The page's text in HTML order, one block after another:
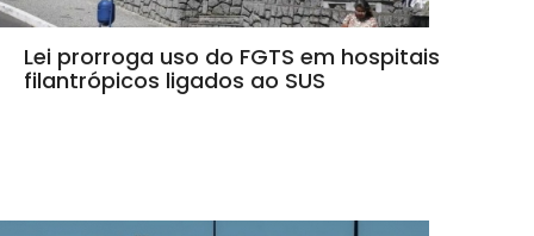
Lei prorroga uso do FGTS em hospitais
filantrópicos ligados ao SUS